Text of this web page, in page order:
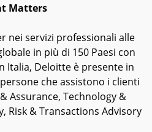
Matters
nei servizi professionali alle
in più di 150 Paesi con
Italia, Deloitte è presente in
che assistono i clienti
Assurance, Technology &
Risk & Transactions Advisory